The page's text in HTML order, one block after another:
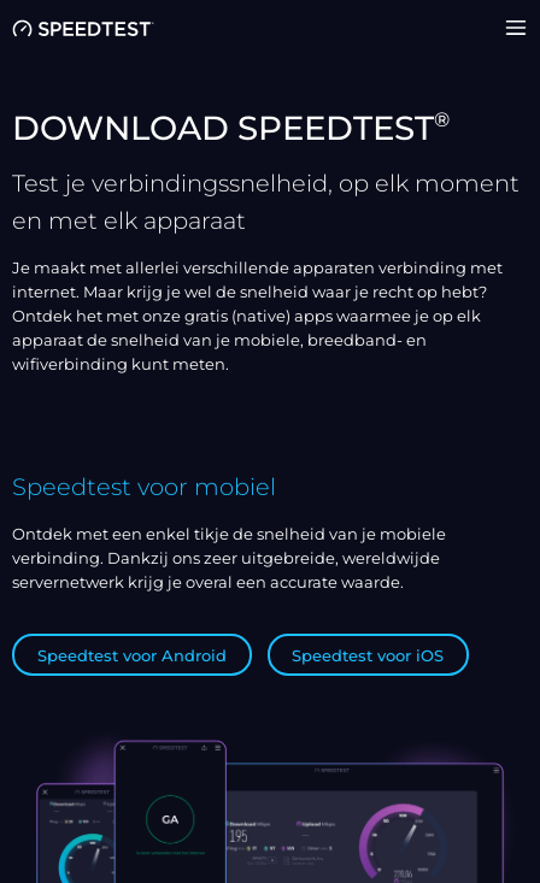
DOWNLOAD SPEEDTEST®
Test je verbindingssnelheid, op elk moment
en met elk apparaat
Je maakt met allerlei verschillende apparaten verbinding met
internet. Maar krijg je wel de snelheid waar je recht op hebt?
Ontdek het met onze gratis (native) apps waarmee je op elk
apparaat de snelheid van je mobiele, breedband- en
wifiverbinding kunt meten.
Speedtest voor mobiel
Ontdek met een enkel tikje de snelheid van je mobiele
verbinding. Dankzij ons zeer uitgebreide, wereldwijde
servernetwerk krijg je overal een accurate waarde.
Speedtest voor Android Speedtest voor iOS